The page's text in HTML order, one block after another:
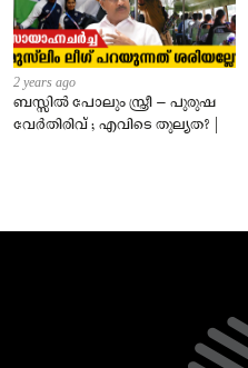
2 years ago
ബസ്സിൽ പോലും സ്ത്രീ – പുരുഷ
വേർതിരിവ് ; എവിടെ തുല്യത? |